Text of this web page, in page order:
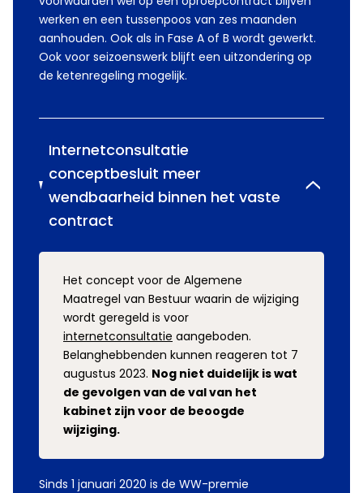
werken en een tussenpoos van zes maanden
aanhouden. Ook als in Fase A of B wordt gewerkt.
Ook voor seizoenswerk blijft een uitzondering op
de ketenregeling mogelijk.
Internetconsultatie
conceptbesluit meer
wendbaarheid binnen het vaste
contract
Het concept voor de Algemene
Maatregel van Bestuur waarin de wijziging
wordt geregeld is voor
internetconsultatie aangeboden.
Belanghebbenden kunnen reageren tot 7
augustus 2023. Nog niet duidelijk is wat
de gevolgen van de val van het
kabinet zijn voor de beoogde
wijziging.
Sinds 1 januari 2020 is de WW-premie